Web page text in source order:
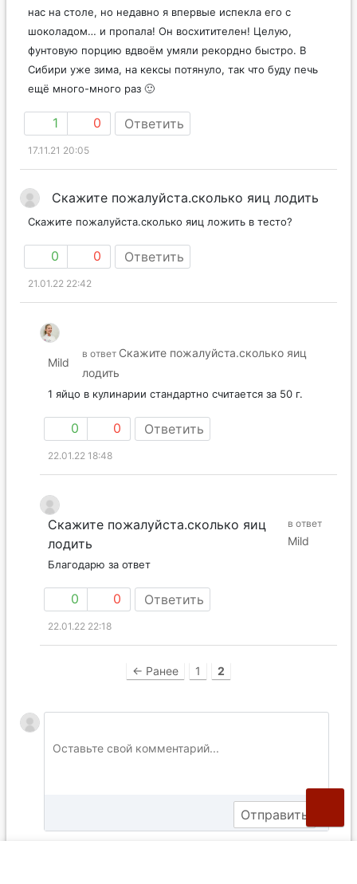
нас на столе, но недавно я впервые испекла его с
шоколадом… и пропала! Он восхитителен! Целую,
фунтовую порцию вдвоём умяли рекордно быстро. В
Сибири уже зима, на кексы потянуло, так что буду печь
ещё много-много раз 🙂
1 0 Ответить
17.11.21 20:05
Скажите пожалуйста.сколько яиц лодить
Скажите пожалуйста.сколько яиц ложить в тесто?
0 0 Ответить
21.01.22 22:42
Mild
в ответ Скажите пожалуйста.сколько яиц
лодить
1 яйцо в кулинарии стандартно считается за 50 г.
0 0 Ответить
22.01.22 18:48
Скажите пожалуйста.сколько яиц
лодить
в ответ
Mild
Благодарю за ответ
0 0 Ответить
22.01.22 22:18
← Ранее 1 2